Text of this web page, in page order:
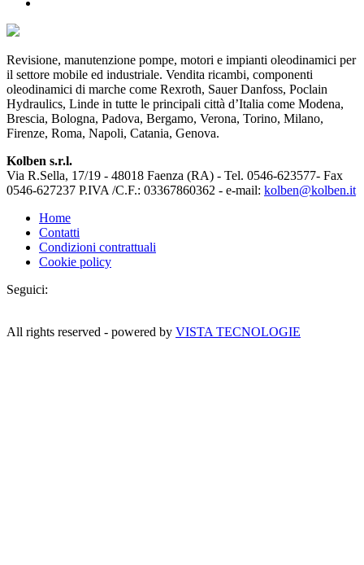
Revisione, manutenzione pompe, motori e impianti oleodinamici per
il settore mobile ed industriale. Vendita ricambi, componenti
oleodinamici di marche come Rexroth, Sauer Danfoss, Poclain
Hydraulics, Linde in tutte le principali città d’Italia come Modena,
Brescia, Bologna, Padova, Bergamo, Verona, Torino, Milano,
Firenze, Roma, Napoli, Catania, Genova.
Kolben s.r.l.
Via R.Sella, 17/19 - 48018 Faenza (RA) - Tel. 0546-623577- Fax
0546-627237 P.IVA /C.F.: 03367860362 - e-mail: kolben@kolben.it
Home
Contatti
Condizioni contrattuali
Cookie policy
Seguici:
All rights reserved - powered by VISTA TECNOLOGIE